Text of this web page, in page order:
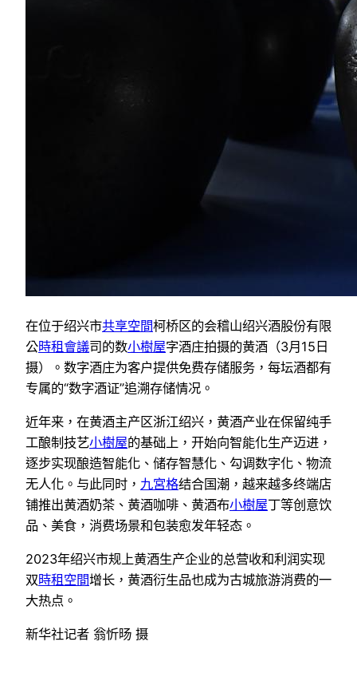
在位于绍兴市共享空間柯桥区的会稽山绍兴酒股份有限
公時租會議司的数小樹屋字酒庄拍摄的黄酒（3月15日
摄）。数字酒庄为客户提供免费存储服务，每坛酒都有
专属的“数字酒证”追溯存储情况。
近年来，在黄酒主产区浙江绍兴，黄酒产业在保留纯手
工酿制技艺小樹屋的基础上，开始向智能化生产迈进，
逐步实现酿造智能化、储存智慧化、勾调数字化、物流
无人化。与此同时， 九宮格结合国潮，越来越多终端店
铺推出黄酒奶茶、黄酒咖啡、黄酒布小樹屋丁等创意饮
品、美食，消费场景和包装愈发年轻态。
2023年绍兴市规上黄酒生产企业的总营收和利润实现
双時租空間增长，黄酒衍生品也成为古城旅游消费的一
大热点。
新华社记者 翁忻旸 摄